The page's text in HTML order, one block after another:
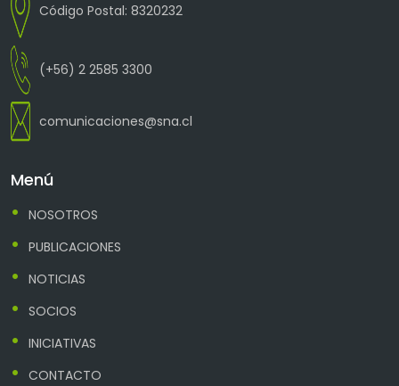
Código Postal: 8320232
(+56) 2 2585 3300
comunicaciones@sna.cl
Menú
NOSOTROS
PUBLICACIONES
NOTICIAS
SOCIOS
INICIATIVAS
CONTACTO